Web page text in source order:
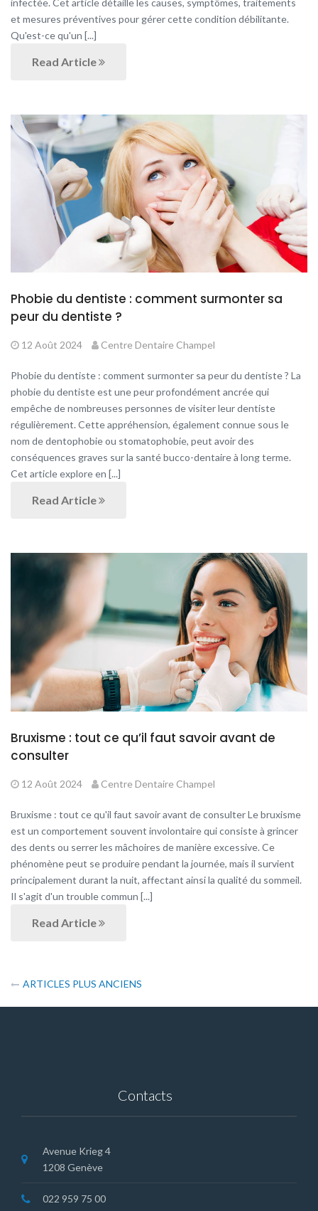
et mesures préventives pour gérer cette condition débilitante.
Qu'est-ce qu'un [...]
Read Article
Phobie du dentiste : comment surmonter sa
peur du dentiste ?
12 Août 2024 Centre Dentaire Champel
Phobie du dentiste : comment surmonter sa peur du dentiste ? La
phobie du dentiste est une peur profondément ancrée qui
empêche de nombreuses personnes de visiter leur dentiste
régulièrement. Cette appréhension, également connue sous le
nom de dentophobie ou stomatophobie, peut avoir des
conséquences graves sur la santé bucco-dentaire à long terme.
Cet article explore en [...]
Read Article
Bruxisme : tout ce qu’il faut savoir avant de
consulter
12 Août 2024 Centre Dentaire Champel
Bruxisme : tout ce qu'il faut savoir avant de consulter Le bruxisme
est un comportement souvent involontaire qui consiste à grincer
des dents ou serrer les mâchoires de manière excessive. Ce
phénomène peut se produire pendant la journée, mais il survient
principalement durant la nuit, affectant ainsi la qualité du sommeil.
Il s'agit d'un trouble commun [...]
Read Article
Navigation
ARTICLES PLUS ANCIENS
Contacts
Avenue Krieg 4
1208 Genève
022 959 75 00